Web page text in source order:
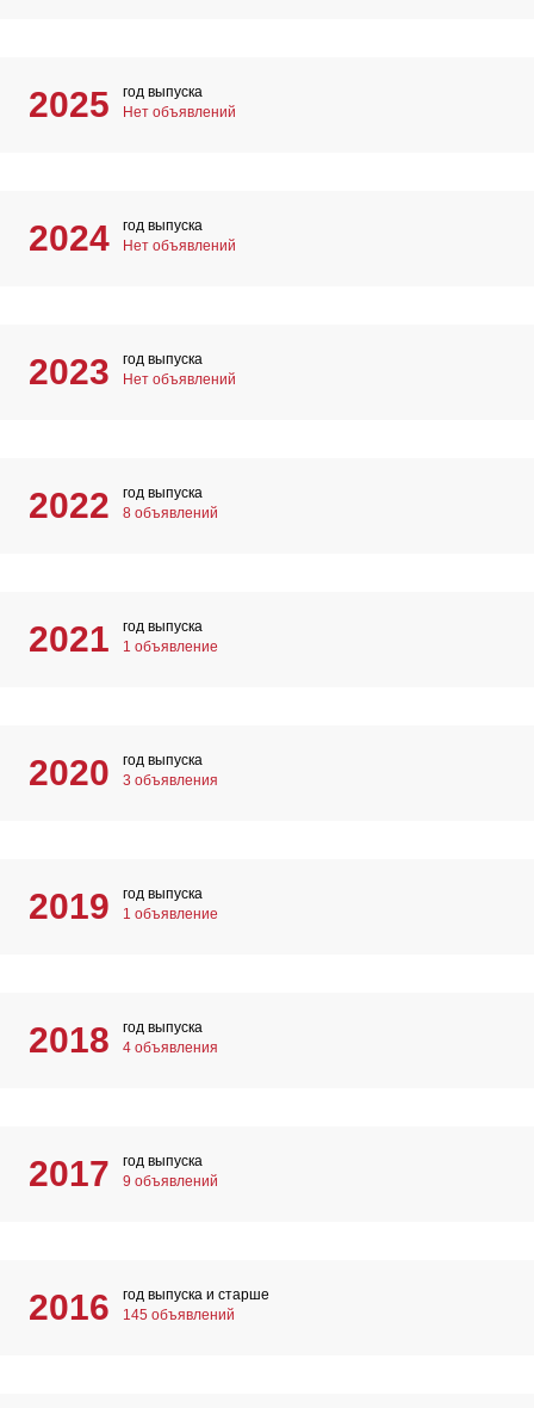
2025
год выпуска
Нет объявлений
2024
год выпуска
Нет объявлений
2023
год выпуска
Нет объявлений
2022
год выпуска
8 объявлений
2021
год выпуска
1 объявление
2020
год выпуска
3 объявления
2019
год выпуска
1 объявление
2018
год выпуска
4 объявления
2017
год выпуска
9 объявлений
2016
год выпуска и старше
145 объявлений